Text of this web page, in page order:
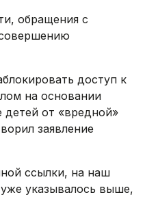
обращения с
доступ к
на основании
от «вредной»
заявление
ссылки, на наш
указывалось выше,